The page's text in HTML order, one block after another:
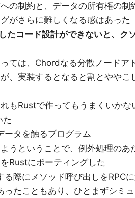
の制約と、データの所有権の制
がさらに難しくなる感はあった
たコード設計ができないと、ク
ては、Chordなる分散ノードア
、実装するとなると割とややこ
もRustで作ってもうまくいかな
た
ータを触るプログラム
うということで、例外処理のあ
Rustにポーティングした
際にメソッド呼び出しをRPC
ったこともあり、ひとまずシミ